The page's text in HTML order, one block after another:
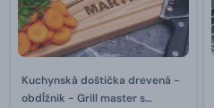
Kuchynská doštička drevená -
obdĺžnik - Grill master s